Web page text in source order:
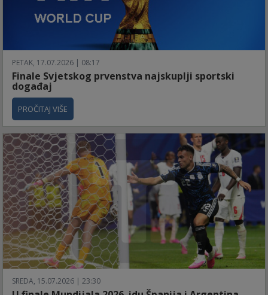
PETAK, 17.07.2026 | 08:17
Finale Svjetskog prvenstva najskuplji sportski
događaj
PROČITAJ VIŠE
SREDA, 15.07.2026 | 23:30